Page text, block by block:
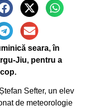
seara, în
Jiu, pentru a
Sefter, un elev
de meteorologie